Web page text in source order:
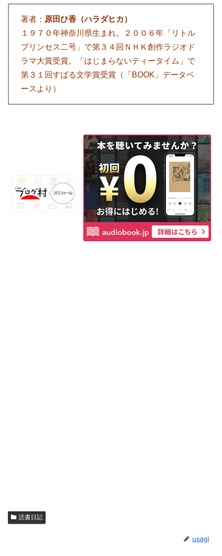
著者： 原田ひ香（ハラダヒカ）
１９７０年神奈川県生まれ。２００６年「リトル
プリンセス二号」で第３４回ＮＨＫ創作ラジオド
ラマ大賞受賞。「はじまらないティータイム」で
第３１回すばる文学賞受賞（「BOOK」データベ
ースより）
読書日記
usagi